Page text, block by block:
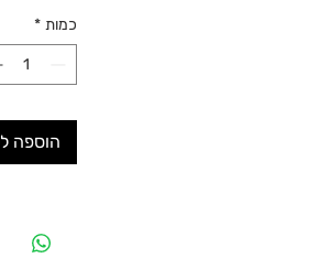
כמות *
הוספה